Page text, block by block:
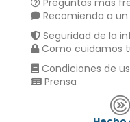
Preguntas más
Recomienda a
Seguridad de la
Como cuidamos
Condiciones de
Prensa